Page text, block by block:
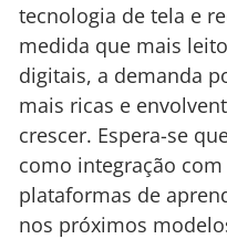
tecnologia de tela e
medida que mais
digitais, a demanda
mais ricas e
crescer. Espera-se
como integração
plataformas de
nos próximos